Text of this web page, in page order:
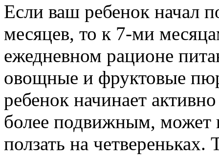
Если ваш ребенок начал
месяцев, то к 7-ми
ежедневном рационе
овощные и фруктовые
ребенок начинает
более подвижным, может
ползать на четвереньках.